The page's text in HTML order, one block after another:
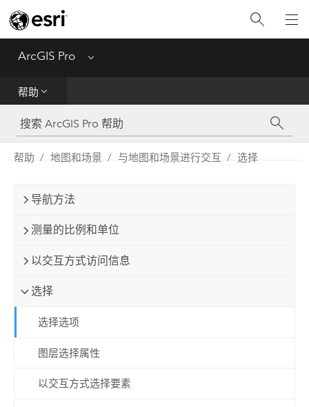
ArcGIS Pro Menu
帮助
工具参考
Python
帮助 地图和场景 与地图和场景进行交互 选择
导航方法
测量的比例和单位
以交互方式访问信息
选择
选择选项
图层选择属性
以交互方式选择要素